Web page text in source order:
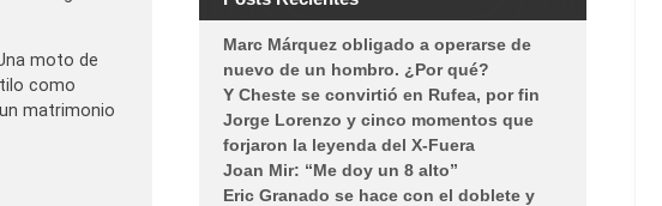
moto de
como
matrimonio
Marc Márquez obligado a operarse de
nuevo de un hombro. ¿Por qué?
Y Cheste se convirtió en Rufea, por fin
Jorge Lorenzo y cinco momentos que
forjaron la leyenda del X-Fuera
Joan Mir: “Me doy un 8 alto”
Eric Granado se hace con el doblete y